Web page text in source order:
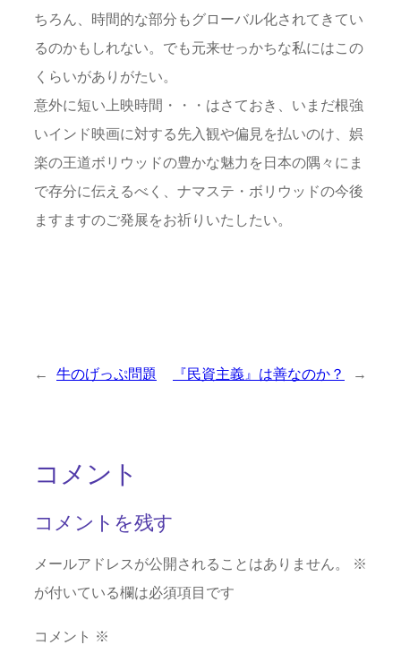
ちろん、時間的な部分もグローバル化されてきてい
るのかもしれない。でも元来せっかちな私にはこの
くらいがありがたい。
意外に短い上映時間・・・はさておき、いまだ根強
いインド映画に対する先入観や偏見を払いのけ、娯
楽の王道ボリウッドの豊かな魅力を日本の隅々にま
で存分に伝えるべく、ナマステ・ボリウッドの今後
ますますのご発展をお祈りいたしたい。
← 牛のげっぷ問題 『民資主義』は善なのか？ →
コメント
コメントを残す
メールアドレスが公開されることはありません。
※
が付いている欄は必須項目です
コメント ※